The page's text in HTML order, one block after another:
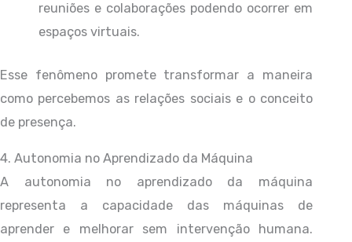
reuniões e colaborações podendo ocorrer em
espaços virtuais.
Esse fenômeno promete transformar a maneira
como percebemos as relações sociais e o conceito
de presença.
4. Autonomia no Aprendizado da Máquina
A autonomia no aprendizado da máquina
representa a capacidade das máquinas de
aprender e melhorar sem intervenção humana.